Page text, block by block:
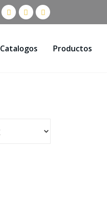
Catalogos Productos